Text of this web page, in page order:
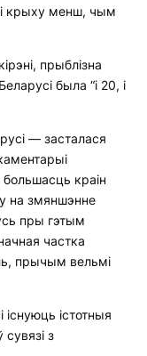
крыху менш, чым
прыблізна
была “і 20, і
— засталася
краін
на змяншэнне
пры гэтым
частка
прычым вельмі
істотныя
з